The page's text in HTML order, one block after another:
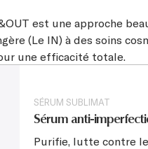
est une approche
(Le IN) à des soins
une efficacité totale.
SÉRUM SUBLIMAT
Sérum anti-
Purifie, lutte contre